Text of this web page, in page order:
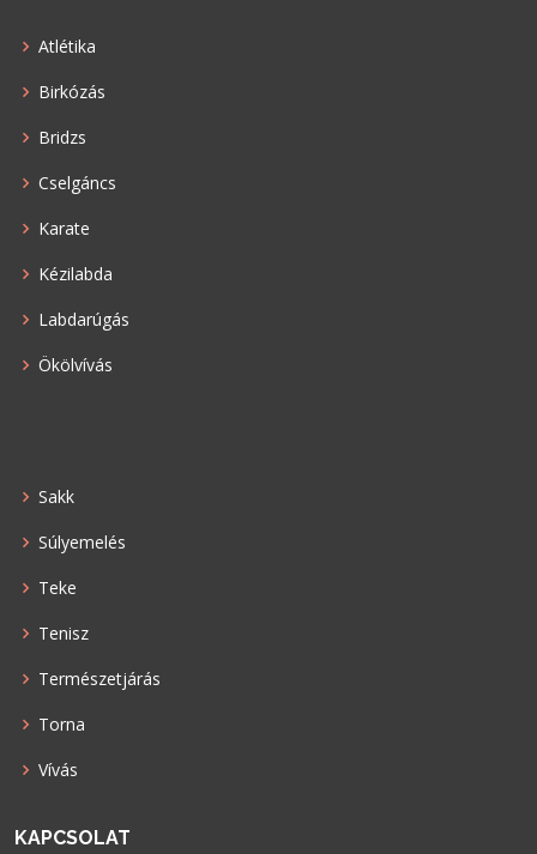
Atlétika
Birkózás
Bridzs
Cselgáncs
Karate
Kézilabda
Labdarúgás
Ökölvívás
Sakk
Súlyemelés
Teke
Tenisz
Természetjárás
Torna
Vívás
KAPCSOLAT